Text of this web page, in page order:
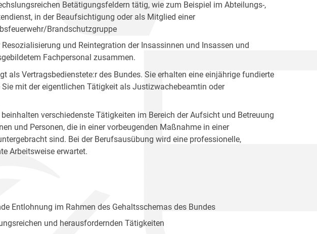
Betätigungsfeldern tätig, wie zum Beispiel im Abteilungs-,
in der Beaufsichtigung oder als Mitglied einer
Brandschutzgruppe
und Reintegration der Insassinnen und Insassen und
Fachpersonal zusammen.
als Vertragsbedienstete:r des Bundes. Sie erhalten eine einjährige fundierte
mit der eigentlichen Tätigkeit als Justizwachebeamtin oder
verschiedenste Tätigkeiten im Bereich der Aufsicht und Betreuung
und Personen, die in einer vorbeugenden Maßnahme in einer
sind. Bei der Berufsausübung wird eine professionelle,
Arbeitsweise erwartet.
Entlohnung im Rahmen des Gehaltsschemas des Bundes
und herausfordernden Tätigkeiten